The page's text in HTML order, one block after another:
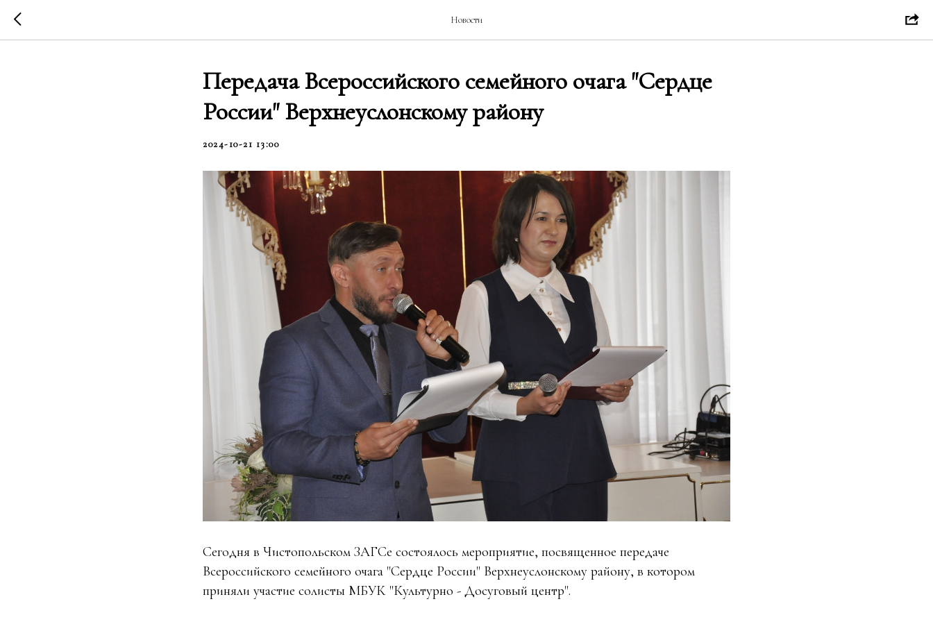
Новости
Передача Всероссийского семейного очага "Сердце
России" Верхнеуслонскому району
2024-10-21 13:00
Сегодня в Чистопольском ЗАГСе состоялось мероприятие, посвященное передаче
Всероссийского семейного очага "Сердце России" Верхнеуслонскому району, в котором
приняли участие солисты МБУК "Культурно - Досуговый центр".